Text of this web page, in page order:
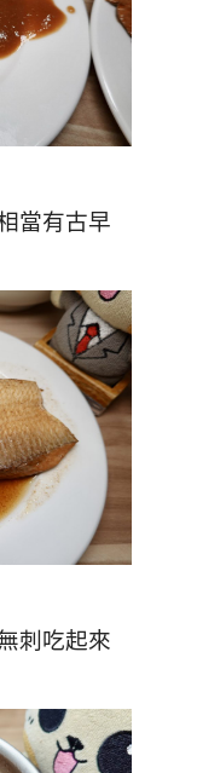
當有古早
刺吃起來